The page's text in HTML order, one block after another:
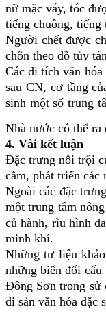
nữ mặc váy, tóc
tiếng chuông, tiếng
Người chết được
chôn theo đồ tùy
Các di tích văn
sau CN, cơ tầng
sinh một số trung
Nhà nước có thể
4. Vài kết luận
Đặc trưng nổi trội
cầm, phát triển các
Ngoài các đặc
một trung tâm
củ hành, rìu hình
minh khí.
Những tư liệu
nhữngbiến đổi cấu
Đông Sơn trong sử
di sản văn hóa đặc